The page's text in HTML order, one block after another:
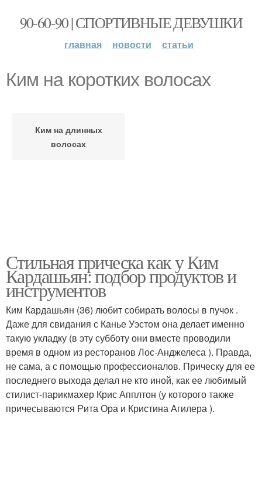
90-60-90 | СПОРТИВНЫЕ ДЕВУШКИ
главная новости статьи
Ким на коротких волосах
Ким на длинных
волосах
Стильная прическа как у Ким
Кардашьян: подбор продуктов и
инструментов
Ким Кардашьян (36) любит собирать волосы в пучок .
Даже для свидания с Канье Уэстом она делает именно
такую укладку (в эту субботу они вместе проводили
время в одном из ресторанов Лос-Анджелеса ). Правда,
не сама, а с помощью профессионалов. Прическу для ее
последнего выхода делал не кто иной, как ее любимый
стилист-парикмахер Крис Апплтон (у которого также
причесываются Рита Ора и Кристина Агилера ).